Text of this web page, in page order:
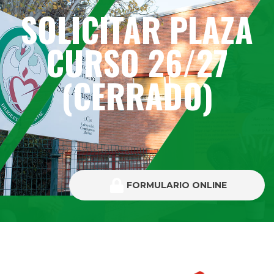
SOLICITAR PLAZA
CURSO 26/27
(CERRADO)
FORMULARIO ONLINE